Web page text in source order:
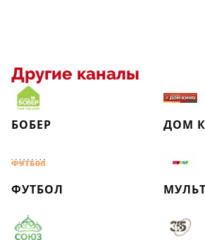
Другие каналы
БОБЕР ДОМ
ФУТБОЛ МУЛЬТ